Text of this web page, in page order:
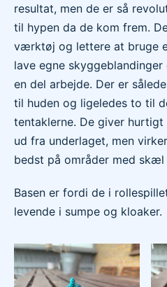
resultat, men de er så
til hypen da de kom frem.
værktøj og lettere at bruge
lave egne
en del arbejde. Der er
til huden og ligeledes to til
tentaklerne. De giver
ud fra underlaget, men
bedst på områder med skæl
Basen er fordi de i
levende i sumpe og kloaker.